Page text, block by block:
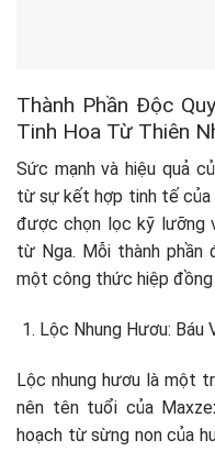
Thành Phần Độc
Tinh Hoa Từ Thiên
Sức mạnh và hiệu quả
từ sự kết hợp tinh tế của
được chọn lọc kỹ lưỡng
từ Nga. Mỗi thành
một công thức hiệp đồng
Lộc Nhung Hươu: Báu
Lộc nhung hươu là một
nên tên tuổi của
hoạch từ sừng non của